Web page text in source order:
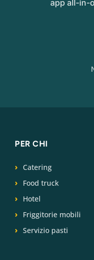
app all-in-
PER CHI
Catering
Food truck
Hotel
Friggitorie mobili
Servizio pasti